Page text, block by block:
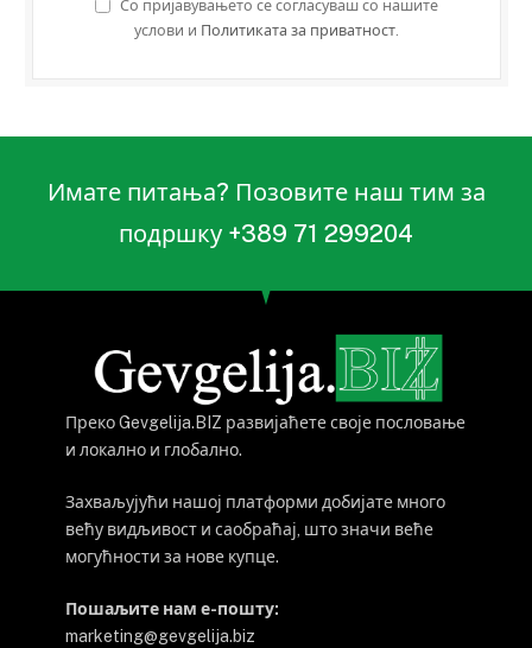
Со пријавувањето се согласуваш со нашите
услови и Политиката за приватност.
Имате питања? Позовите наш тим за
подршку +389 71 299204
Преко Gevgelija.BIZ развијаћете своје пословање
и локално и глобално.
Захваљујући нашој платформи добијате много
већу видљивост и саобраћај, што значи веће
могућности за нове купце.
Пошаљите нам е-пошту:
marketing@gevgelija.biz